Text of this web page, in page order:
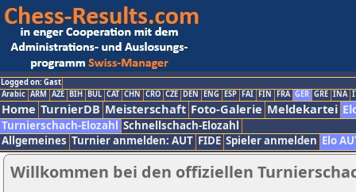
Logged on: Gast
Arabic ARM AZE BIH BUL CAT CHN CRO CZE DEN ENG ESP FAI FIN FRA GER GRE INA
Home TurnierDB Meisterschaft Foto-Galerie Meldekartei
Turnierschach-Elozahl Schnellschach-Elozahl
Allgemeines Turnier anmelden: AUT FIDE Spieler anmelden Elo
Willkommen bei den offiziellen